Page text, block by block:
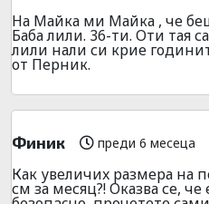
На Майка ми Майка , че
Баба лили. 36-ти. Оти тая
лили нали си крие
от Перник.
Финик преди 6 месеца
Как увeличиx размера на
см за месяц?! Оказва се, че